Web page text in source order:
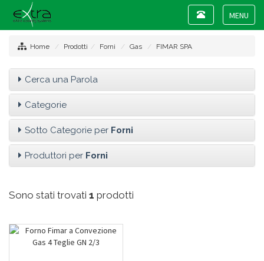
Toggle
Toggle
navigation
Home Prodotti Forni Gas FIMAR SPA
Cerca una Parola
Categorie
Sotto Categorie per Forni
Produttori per Forni
Sono stati trovati 1 prodotti